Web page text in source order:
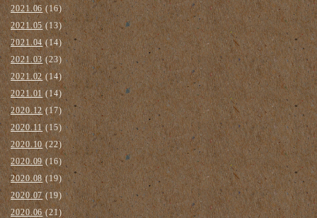
2021.06(16)
2021.05(13)
2021.04(14)
2021.03(23)
2021.02(14)
2021.01 (14)
2020.12 (17)
2020.11(15)
2020.10(22)
2020.09 (16)
2020.08(19)
2020.07(19)
2020.06 (21)